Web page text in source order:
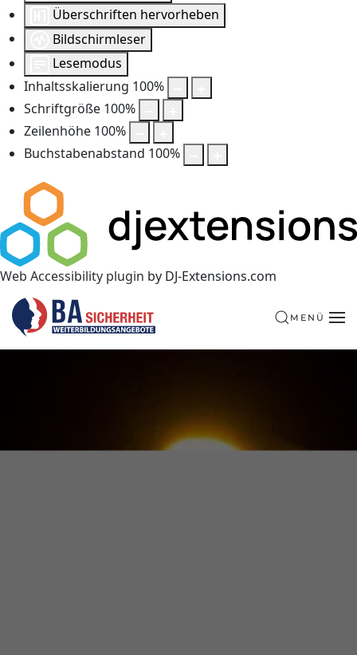
Überschriften hervorheben
Bildschirmleser
Lesemodus
Inhaltsskalierung 100%
Schriftgröße 100%
Zeilenhöhe 100%
Buchstabenabstand 100%
Web Accessibility plugin by DJ-Extensions.com
MENÜ